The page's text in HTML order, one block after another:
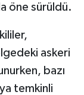
öne sürüldü.
askeri
bazı
temkinli